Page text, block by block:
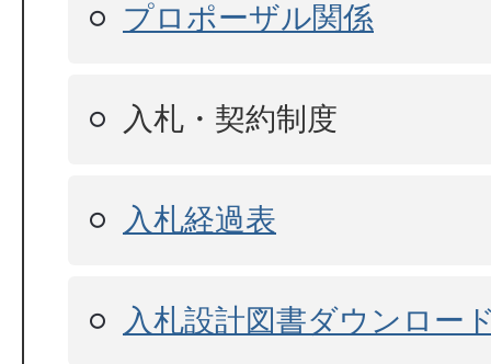
プロポーザル関係
入札・契約制度
入札経過表
入札設計図書ダウンロー